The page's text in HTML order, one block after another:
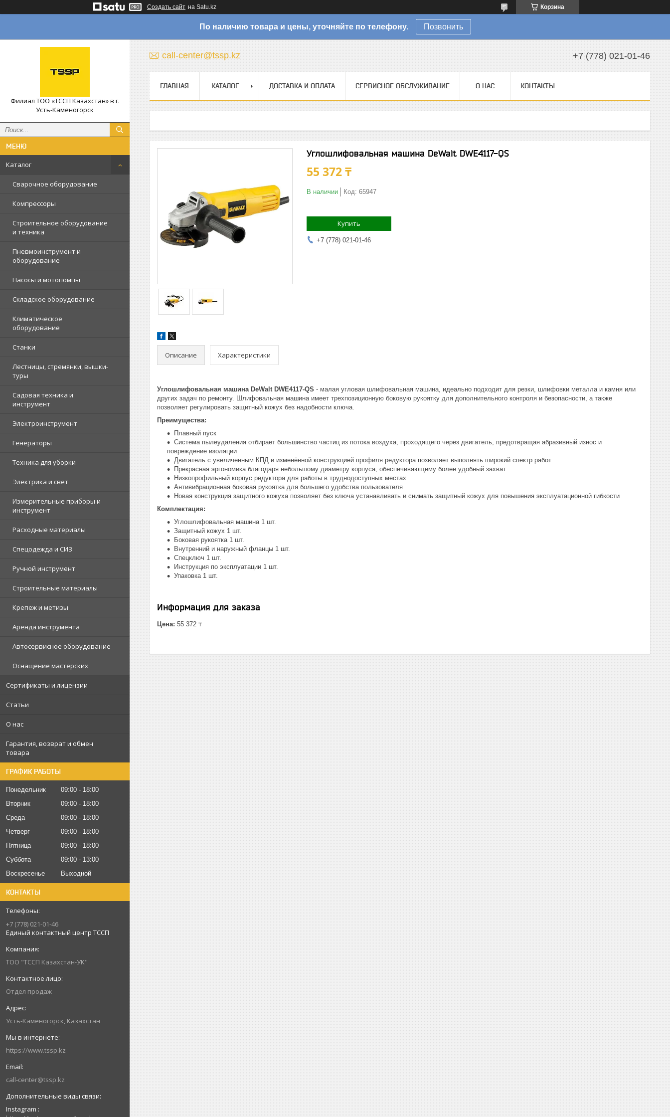
Создать сайт на Satu.kz Корзина
По наличию товара и цены, уточняйте по телефону. Позвонить
Филиал ТОО «ТССП Казахстан» в г.
Усть-Каменогорск
Каталог
Сварочное оборудование
Компрессоры
Строительное оборудование
и техника
Пневмоинструмент и
оборудование
Насосы и мотопомпы
Складское оборудование
Климатическое
оборудование
Станки
Лестницы, стремянки, вышки-
туры
Садовая техника и
инструмент
Электроинструмент
Генераторы
Техника для уборки
Электрика и свет
Измерительные приборы и
инструмент
Расходные материалы
Спецодежда и СИЗ
Ручной инструмент
Строительные материалы
Крепеж и метизы
Аренда инструмента
Автосервисное оборудование
Оснащение мастерских
Сертификаты и лицензии
Статьи
О нас
Гарантия, возврат и обмен
товара
ГРАФИК РАБОТЫ
Понедельник 09:00
18:00
Вторник
09:00
18:00
Среда
09:00
18:00
Четверг
09:00
18:00
Пятница
09:00
18:00
Суббота
09:00
13:00
Воскресенье
Выходной
КОНТАКТЫ
+7 (778) 021-01-46
Единый контактный центр ТССП
ТОО "ТССП Казахстан-УК"
Отдел продаж
Усть-Каменогорск, Казахстан
https://www.tssp.kz
call-center@tssp.kz
Instagram
call-center@tssp.kz +7 (778) 021-01-46
ГЛАВНАЯ КАТАЛОГ ДОСТАВКА И ОПЛАТА СЕРВИСНОЕ ОБСЛУЖИВАНИЕ О НАС КОНТАКТЫ
Углошлифовальная машина DeWalt DWE4117-QS
55 372 ₸
В наличии Код: 65947
Купить
+7 (778) 021-01-46
Описание Характеристики
Углошлифовальная машина DeWalt DWE4117-QS - малая угловая шлифовальная машина, идеально подходит для резки, шлифовки металла и камня или
других задач по ремонту. Шлифовальная машина имеет трехпозиционную боковую рукоятку для дополнительного контроля и безопасности, а также
позволяет регулировать защитный кожух без надобности ключа.
Преимущества:
Плавный пуск
Система пылеудаления отбирает большинство частиц из потока воздуха, проходящего через двигатель, предотвращая абразивный износ и
повреждение изоляции
Двигатель с увеличенным КПД и изменённой конструкцией профиля редуктора позволяет выполнять широкий спектр работ
Прекрасная эргономика благодаря небольшому диаметру корпуса, обеспечивающему более удобный захват
Низкопрофильный корпус редуктора для работы в труднодоступных местах
Антивибрационная боковая рукоятка для большего удобства пользователя
Новая конструкция защитного кожуха позволяет без ключа устанавливать и снимать защитный кожух для повышения эксплуатационной гибкости
Комплектация:
Углошлифовальная машина 1 шт.
Защитный кожух 1 шт.
Боковая рукоятка 1 шт.
Внутренний и наружный фланцы 1 шт.
Спецключ 1 шт.
Инструкция по эксплуатации 1 шт.
Упаковка 1 шт.
Информация для заказа
Цена: 55 372 ₸